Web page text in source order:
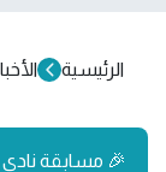
الرئيسية
🎉 مسابقة نادي